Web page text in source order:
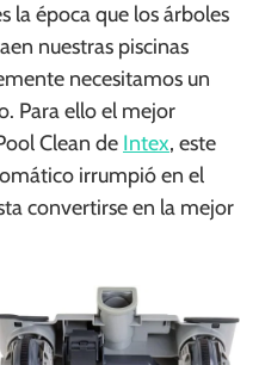
la época que los árboles
nuestras piscinas
necesitamos un
Para ello el mejor
Clean de Intex, este
irrumpió en el
convertirse en la mejor